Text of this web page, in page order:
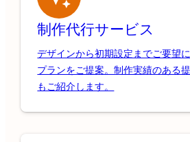
制作代行サービス
デザインから初期設定までご要望
プランをご提案。制作実績のある
もご紹介します。